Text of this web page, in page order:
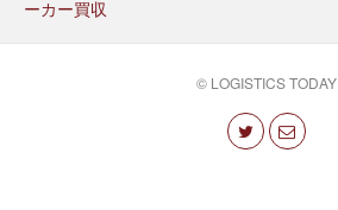
ーカー買収
© LOGISTICS TODAY